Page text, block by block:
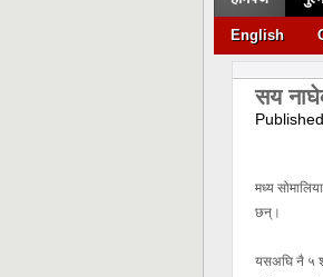
English
सय
मध्य
छन्।
यसअघि नै ५